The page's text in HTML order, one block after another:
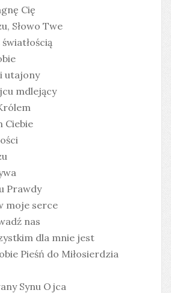
Cię
Słowo Twe
utajony
mdlejący
Ciebie
Prawdy
moje serce
nas
dla mnie jest
Pieśń do Miłosierdzia
Synu Ojca